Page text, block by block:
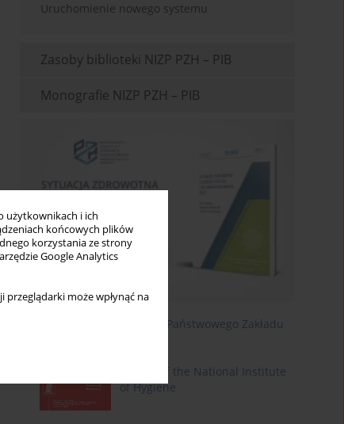
użytkownikach i ich
końcowych plików
korzystania ze strony
Google Analytics
może wpłynąć na
Uruchomienie nowego systemu
Zasoby biblioteki NIZP PZH – PIB
Monografie NIZP PZH – PIB
Roczniki Państwowego Zakładu
Annals of the National Institute
of Hygiene